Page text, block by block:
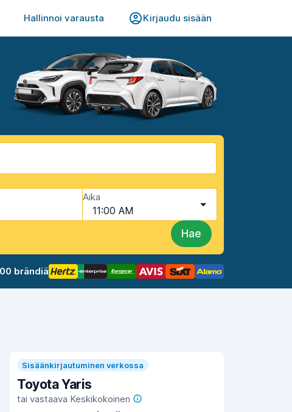
Hallinnoi varausta Kirjaudu sisään
Aika
11:00 AM
Hae
brändiä
Sisäänkirjautuminen verkossa
Toyota Yaris
tai vastaava Keskikokoinen